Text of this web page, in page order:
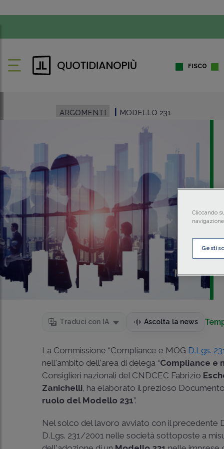
FISCO
ARGOMENTI MODELLO 231
Traduci con IA Ascolta la news
La Commissione “Compliance e MOG D.Lgs.
nell'ambito dell'area di delega “Compliance e
Consiglieri nazionali del CNDCEC Fabrizio
Zanichelli, ha elaborato il prezioso Documento
ruolo del Modello 231”.
Nel solco del lavoro avviato con il precedente
D.Lgs. 231/2001 nelle società sottoposte a
Cliccando